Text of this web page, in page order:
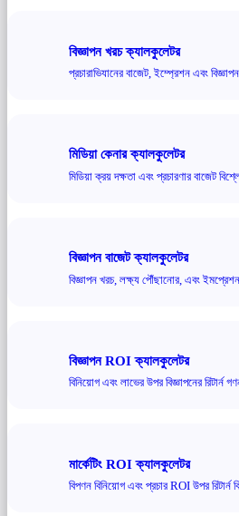
বিজ্ঞাপন খরচ ক্যালকুলেটর
প্রচারাভিযানের বাজেট, ইম্প্রেশন এবং
মিডিয়া কেনার ক্যালকুলেটর
মিডিয়া ক্রয় দক্ষতা এবং প্রচারণার বাজেট
বিজ্ঞাপন বাজেট ক্যালকুলেটর
বিজ্ঞাপন খরচ, লক্ষ্য পৌঁছানোর, এবং
বিজ্ঞাপন ROI ক্যালকুলেটর
বিনিয়োগ এবং লাভের উপর বিজ্ঞাপনের রিটার্ন
মার্কেটিং ROI ক্যালকুলেটর
বিপণন বিনিয়োগ এবং প্রচার ROI উপর রিটার্ন